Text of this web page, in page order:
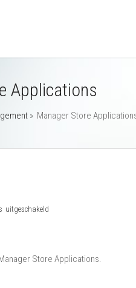
Applications
» Manager Store
uitgeschakeld
Applications
Store Applications.